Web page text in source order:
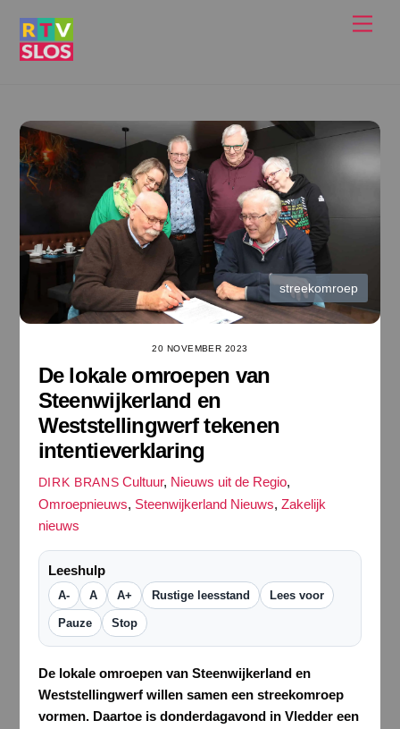
streekomroep
20 NOVEMBER 2023
De lokale omroepen van
Steenwijkerland en
Weststellingwerf tekenen
intentieverklaring
DIRK BRANS Cultuur, Nieuws uit de Regio,
Omroepnieuws, Steenwijkerland Nieuws, Zakelijk
nieuws
Leeshulp
A- A A+ Rustige leesstand Lees voor
Pauze Stop
De lokale omroepen van Steenwijkerland en
Weststellingwerf willen samen een streekomroep
vormen. Daartoe is donderdagavond in Vledder een